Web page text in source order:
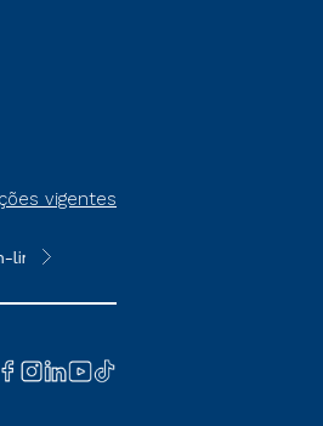
vigentes
agendada, que ofertam
**Semipresencial é um formato do